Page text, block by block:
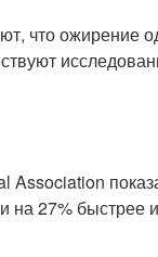
что
на 27% быстрее